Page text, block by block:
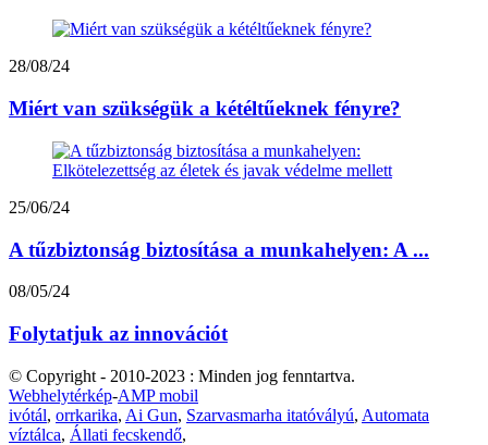
28/08/24
Miért van szükségük a kétéltűeknek fényre?
25/06/24
A tűzbiztonság biztosítása a munkahelyen: A ...
08/05/24
Folytatjuk az innovációt
© Copyright - 2010-2023 : Minden jog fenntartva.
Webhelytérkép-AMP mobil
ivótál, orrkarika, Ai Gun, Szarvasmarha itatóvályú, Automata
víztálca, Állati fecskendő,